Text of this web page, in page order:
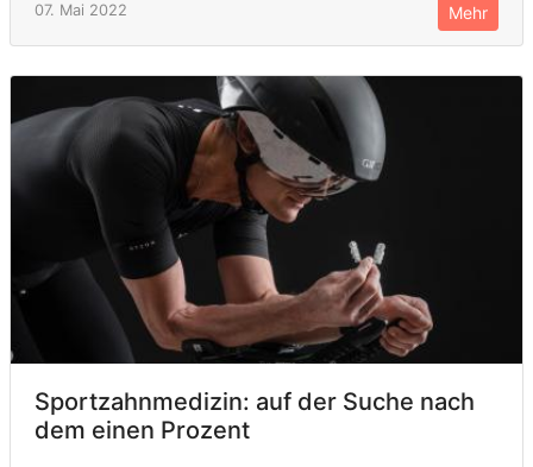
07. Mai 2022 Mehr
Sportzahnmedizin: auf der Suche nach
dem einen Prozent